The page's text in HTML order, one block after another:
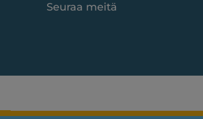
Seuraa meitä